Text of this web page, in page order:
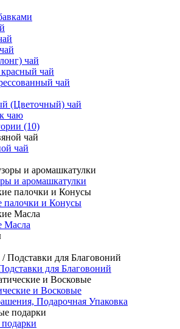
чай
чай
чай
(Цветочный) чай
чаю
(10)
чай
и аромашкатулки
палочки и Конусы
Масла
для Благовоний
и Восковые
Подарочная Упаковка